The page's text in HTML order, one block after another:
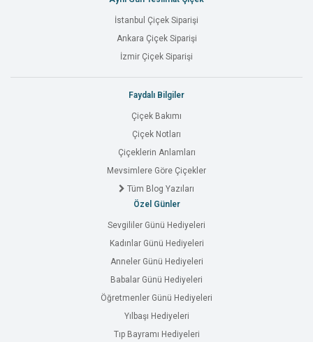
İstanbul Çiçek Siparişi
Ankara Çiçek Siparişi
İzmir Çiçek Siparişi
Faydalı Bilgiler
Çiçek Bakımı
Çiçek Notları
Çiçeklerin Anlamları
Mevsimlere Göre Çiçekler
Tüm Blog Yazıları
Özel Günler
Sevgililer Günü Hediyeleri
Kadınlar Günü Hediyeleri
Anneler Günü Hediyeleri
Babalar Günü Hediyeleri
Öğretmenler Günü Hediyeleri
Yılbaşı Hediyeleri
Tıp Bayramı Hediyeleri